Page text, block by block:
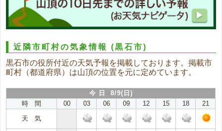
近隣市町村の気象情報(黒石市)
黒石市の役所付近の天気予報を掲載しております。掲載市
町村（都道府県）は山頂の位置を元に定めています。
今 日 8/9(日)
時 間
00 03 06 09 12 15 18
21
天 気